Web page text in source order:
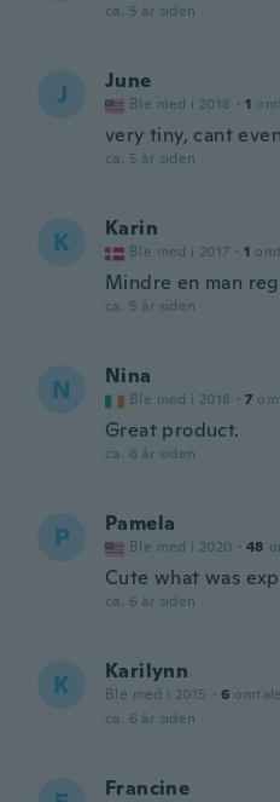
ca. 5 år siden
J June
Ble med i 2018 · 1
very tiny, cant
ca. 5 år siden
K Karin
Ble med i 2017 · 1
Mindre en man
ca. 5 år siden
N Nina
Ble med i 2018 · 7
Great product.
ca. 6 år siden
P Pamela
Ble med i 2020 · 48
Cute what was
ca. 6 år siden
K Karilynn
Ble med i 2015 · 6
ca. 6 år siden
Francine